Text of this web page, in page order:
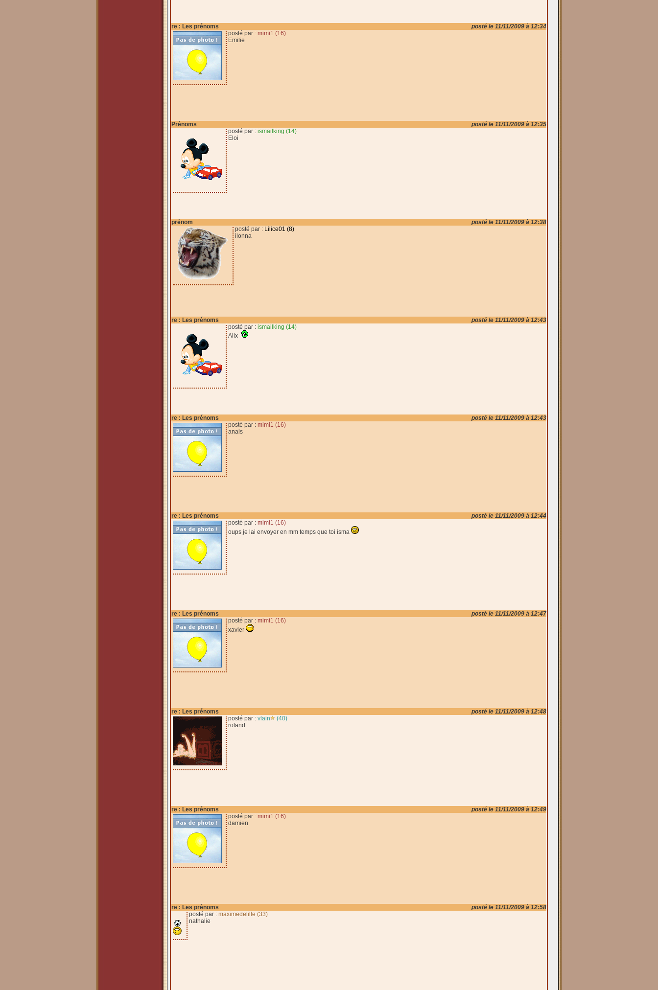
re : Les prénoms
posté le 11/11/2009 à 12:34
posté par : mimi1 (16)
Emilie
Prénoms
posté le 11/11/2009 à 12:35
posté par : ismailking (14)
Eloi
prénom
posté le 11/11/2009 à 12:38
posté par : Lilice01 (8)
ilonna
re : Les prénoms
posté le 11/11/2009 à 12:43
posté par : ismailking (14)
Alix
re : Les prénoms
posté le 11/11/2009 à 12:43
posté par : mimi1 (16)
anais
re : Les prénoms
posté le 11/11/2009 à 12:44
posté par : mimi1 (16)
oups je lai envoyer en mm temps que toi isma
re : Les prénoms
posté le 11/11/2009 à 12:47
posté par : mimi1 (16)
xavier
re : Les prénoms
posté le 11/11/2009 à 12:48
posté par : vlain
(40)
roland
re : Les prénoms
posté le 11/11/2009 à 12:49
posté par : mimi1 (16)
damien
re : Les prénoms
posté le 11/11/2009 à 12:58
posté par : maximedelille (33)
nathalie